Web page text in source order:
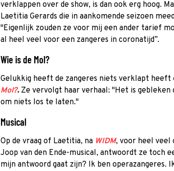
verklappen over de show, is dan ook erg hoog.
Laetitia Gerards die in aankomende seizoen
"Eigenlijk zouden ze voor mij een ander tarief
al heel veel voor een zangeres in coronatijd”.
Wie is de Mol?
Gelukkig heeft de zangeres niets verklapt heeft
Mol?. Ze vervolgt haar verhaal: "Het is
om niets los te laten."
Musical
Op de vraag of Laetitia, na WIDM, voor heel veel
Joop van den Ende-musical, antwoordt ze toch
mijn antwoord gaat zijn? Ik ben operazangeres.